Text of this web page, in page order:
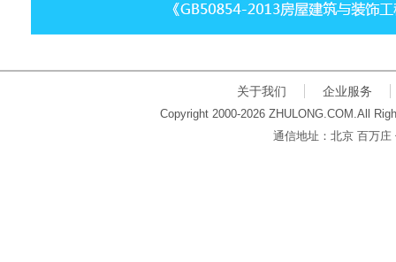
关于我们 企业服务
Copyright 2000-2026 ZHULONG.COM.All
通信地址：北京 百万